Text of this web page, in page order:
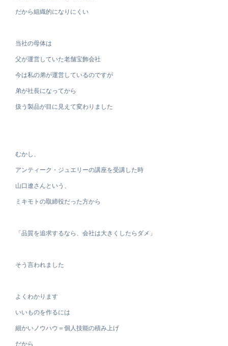
だから組織的になりにくい
当社の母体は
父が運営していた老舗宝飾会社
今は私の弟が運営しているのですが
弟が社長になってから
扱う製品が目に見えて変わりました
むかし、
アンティーク・ジュエリーの講座を受講した時
山口遼さんという、
ミキモトの取締役だった方から
「品質を追求するなら、会社は大きくしたらダメ」
そう言われました
よくわかります
いいものを作るには
細かいノウハウ＝個人技能の積み上げ
だから